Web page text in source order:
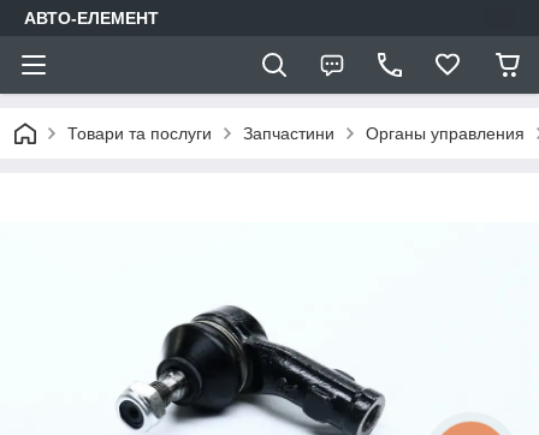
АВТО-ЕЛЕМЕНТ
Товари та послуги Запчастини Органы управления